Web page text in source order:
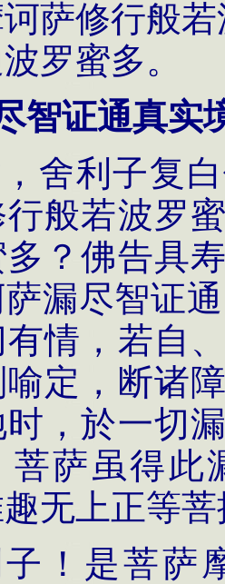
萨修行般
罗蜜多。
智证通真实
舍利子复
般若波罗
？佛告具
漏尽智证
情，若自
喻定，断诸
，於一切
菩萨虽得此
无上正等
！是菩萨